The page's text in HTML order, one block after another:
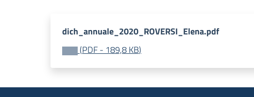
dich_annuale_2020_ROVERSI_Elena.pdf
(PDF- 189,8 KB)